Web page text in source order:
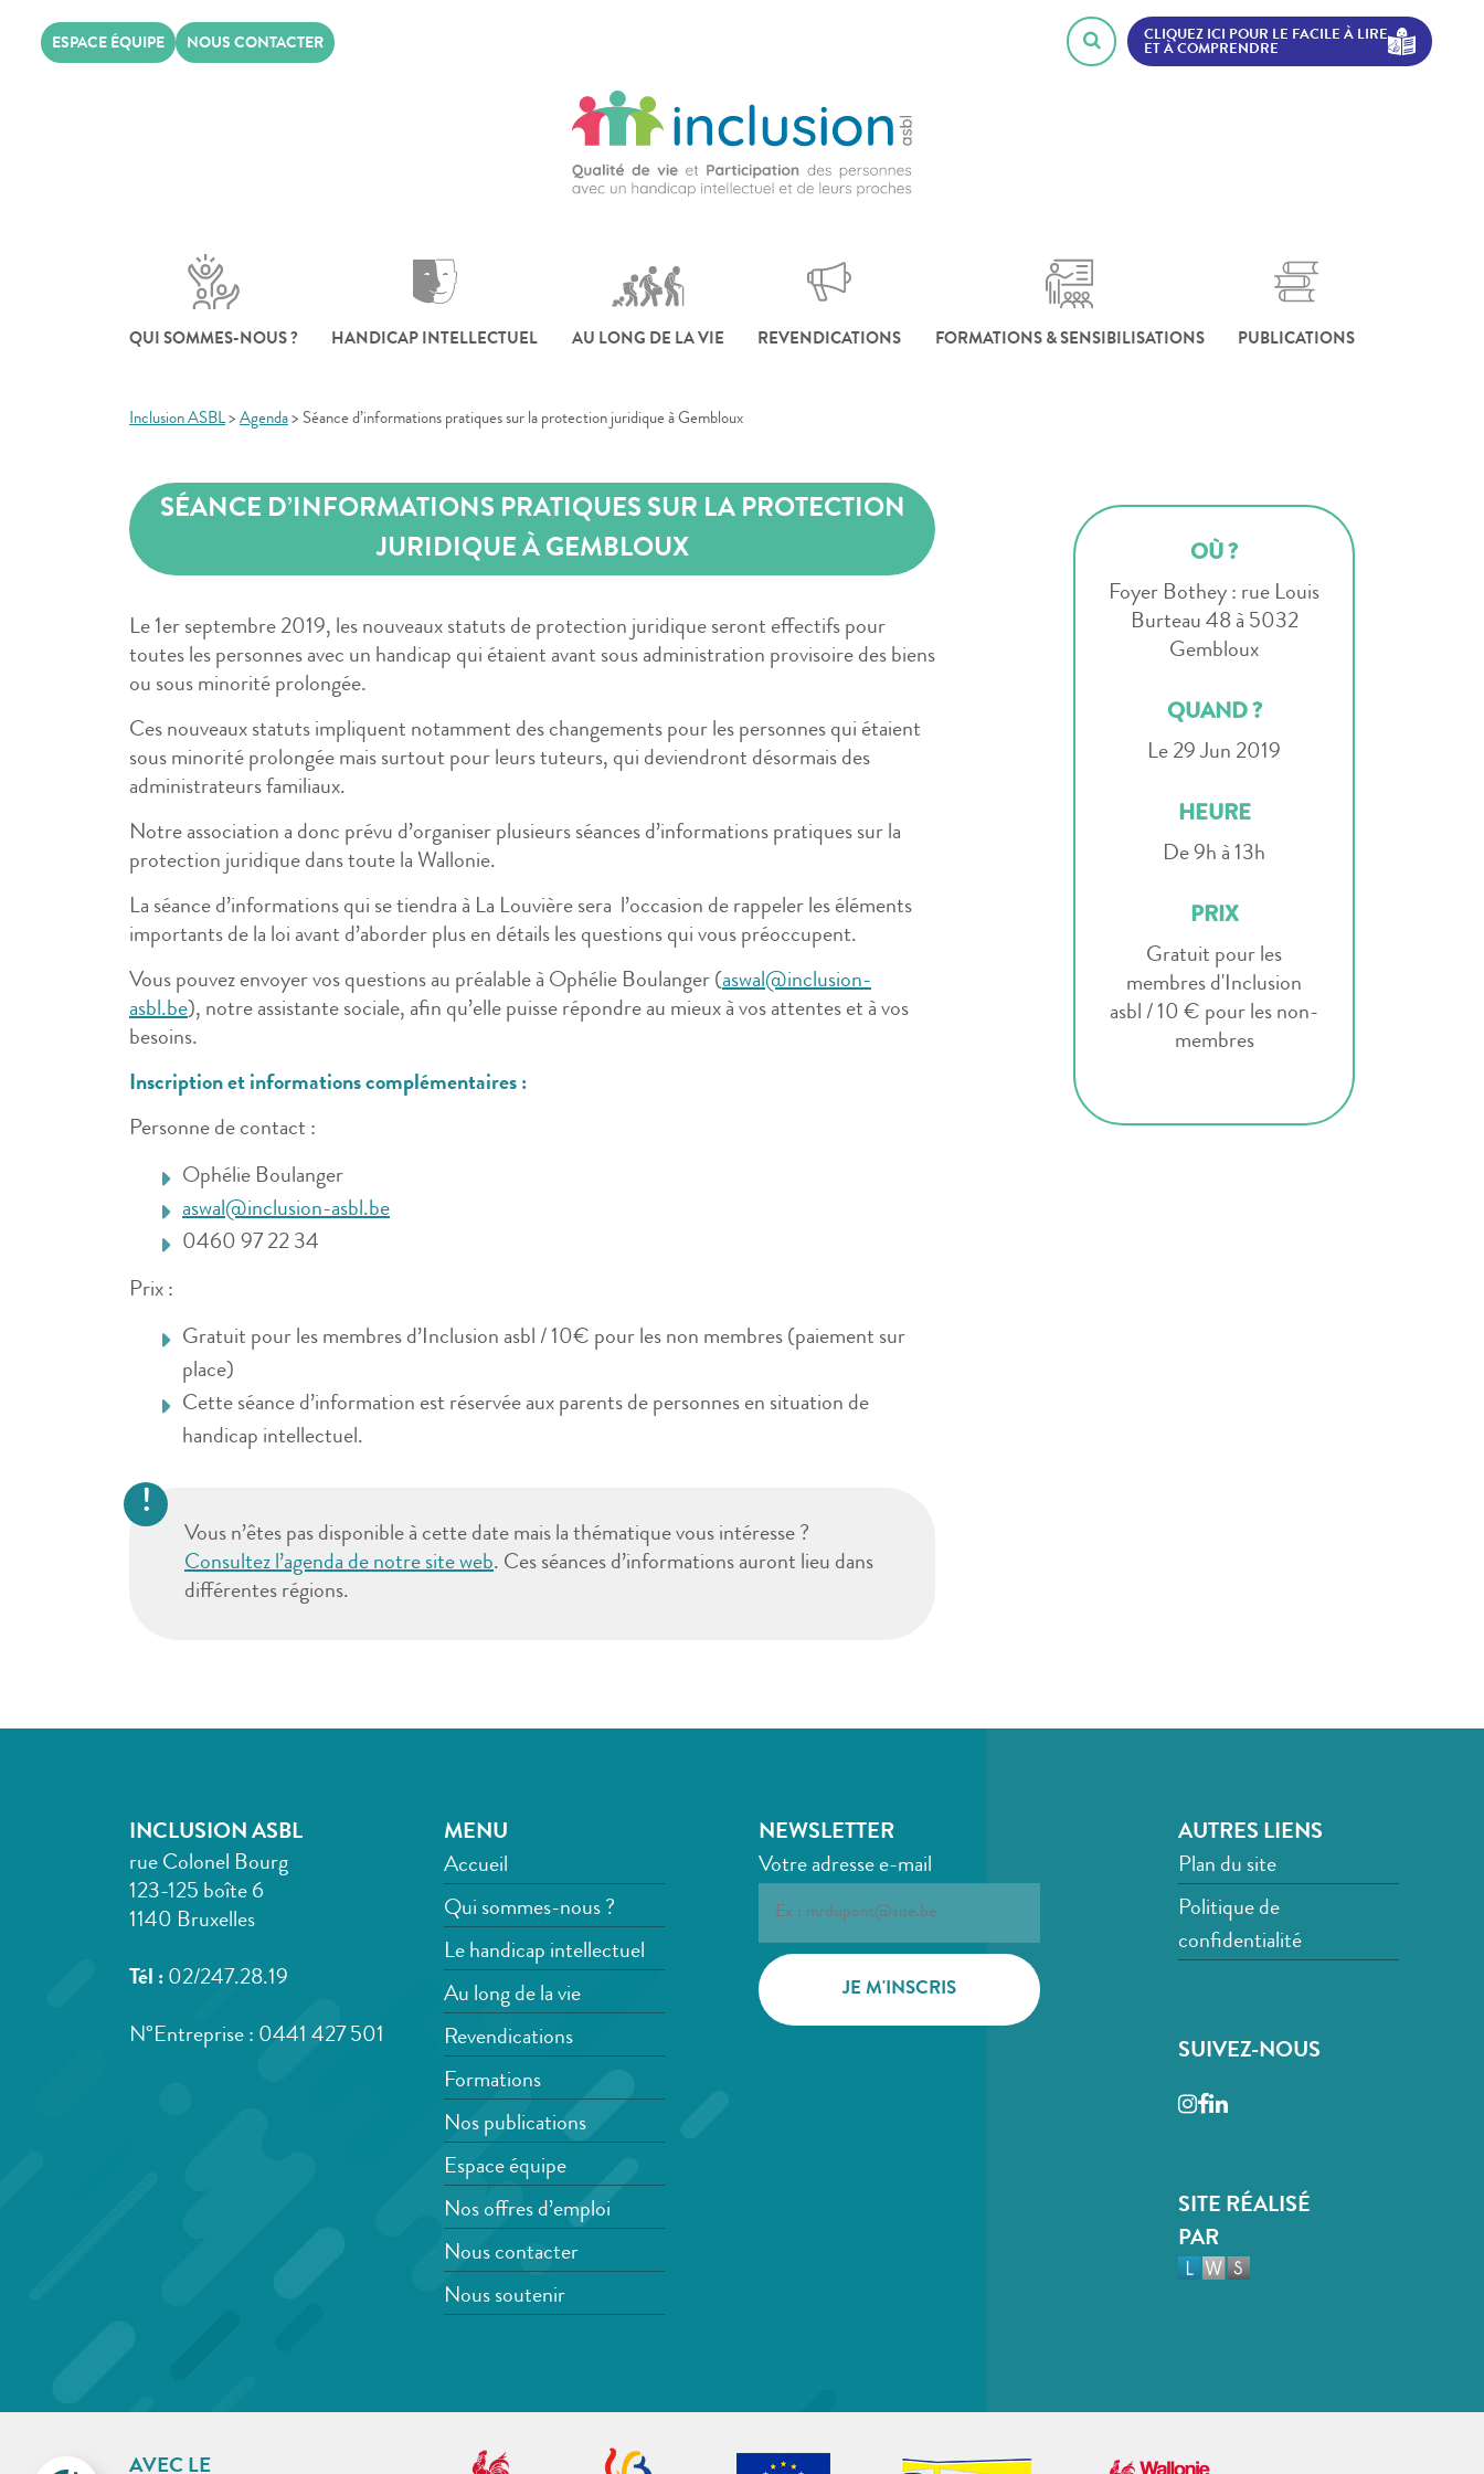
ESPACE ÉQUIPE NOUS CONTACTER
CLIQUEZ ICI POUR LE FACILE À LIRE
ET À COMPRENDRE
QUI SOMMES-NOUS ? HANDICAP INTELLECTUEL AU LONG DE LA VIE REVENDICATIONS FORMATIONS & SENSIBILISATIONS PUBLICATIONS
Inclusion ASBL> Agenda > Séance d’informations pratiques sur la protection juridique à Gembloux
SÉANCE D’INFORMATIONS PRATIQUES SUR LA PROTECTION
JURIDIQUE À GEMBLOUX
Le 1er septembre 2019, les nouveaux statuts de protection juridique seront effectifs pour
toutes les personnes avec un handicap qui étaient avant sous administration provisoire des biens
ou sous minorité prolongée.
Ces nouveaux statuts impliquent notamment des changements pour les personnes qui étaient
sous minorité prolongée mais surtout pour leurs tuteurs, qui deviendront désormais des
administrateurs familiaux.
Notre association a donc prévu d’organiser plusieurs séances d’informations pratiques sur la
protection juridique dans toute la Wallonie.
La séance d’informations qui se tiendra à La Louvière sera l’occasion de rappeler les éléments
importants de la loi avant d’aborder plus en détails les questions qui vous préoccupent.
Vous pouvez envoyer vos questions au préalable à Ophélie Boulanger (aswal@inclusion-
asbl.be), notre assistante sociale, afin qu’elle puisse répondre au mieux à vos attentes et à vos
besoins.
Inscription et informations complémentaires :
Personne de contact :
Ophélie Boulanger
aswal@inclusion-asbl.be
0460 97 22 34
Prix :
Gratuit pour les membres d’Inclusion asbl / 10€ pour les non membres (paiement sur
place)
Cette séance d’information est réservée aux parents de personnes en situation de
handicap intellectuel.
Vous n’êtes pas disponible à cette date mais la thématique vous intéresse ?
Consultez l’agenda de notre site web. Ces séances d’informations auront lieu dans
différentes régions.
OÙ ?
Foyer Bothey : rue Louis
Burteau 48 à 5032
Gembloux
QUAND ?
Le 29 Jun 2019
HEURE
De 9h à 13h
PRIX
Gratuit pour les
membres d'Inclusion
asbl / 10 € pour les non-
membres
INCLUSION ASBL
rue Colonel Bourg
123-125 boîte 6
1140 Bruxelles
Tél : 02/247.28.19
N°Entreprise : 0441 427 501
MENU
Accueil
Qui sommes-nous ?
Le handicap intellectuel
Au long de la vie
Revendications
Formations
Nos publications
Espace équipe
Nos offres d’emploi
Nous contacter
Nous soutenir
NEWSLETTER
Votre adresse e-mail
AUTRES LIENS
Plan du site
Politique de
confidentialité
SUIVEZ-NOUS
Instagram
Facebook
LinkedIn
SITE RÉALISÉ
PAR
AVEC LE